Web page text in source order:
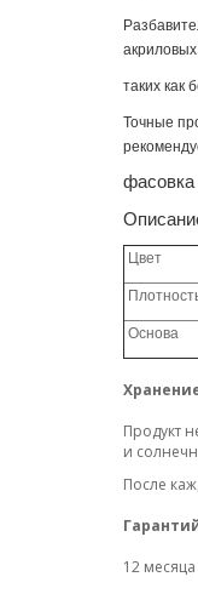
таких как
Точные
фасовка
Цвет
Основа
Продукт
и
После
12